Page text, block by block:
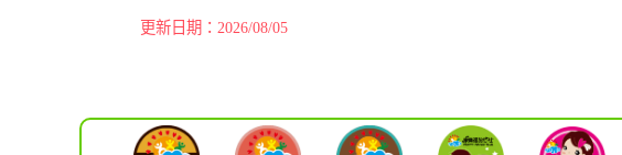
更新日期：2026/08/05